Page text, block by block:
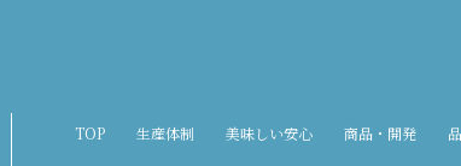
TOP 生産体制 美味しい安心 商品・開発